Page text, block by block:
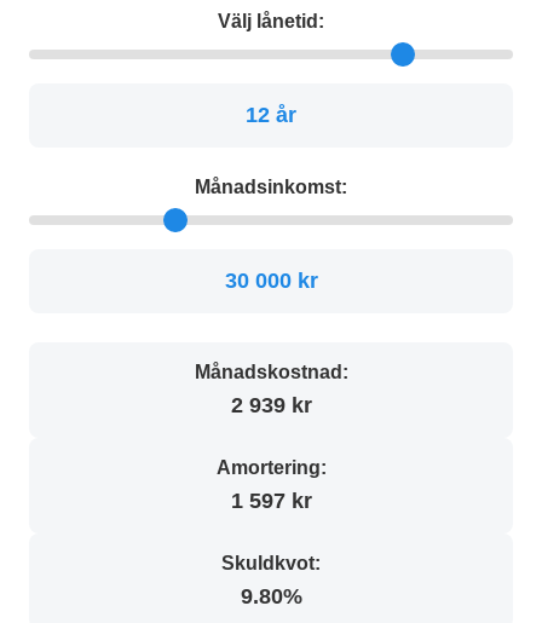
Välj lånetid:
12 år
Månadsinkomst:
30 000 kr
Månadskostnad:
2 939 kr
Amortering:
1 597 kr
Skuldkvot:
9.80%